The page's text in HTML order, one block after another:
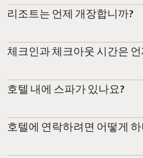
리조트는 언제 개장합니까?
체크인과 체크아웃 시간은
호텔 내에 스파가 있나요?
호텔에 연락하려면 어떻게